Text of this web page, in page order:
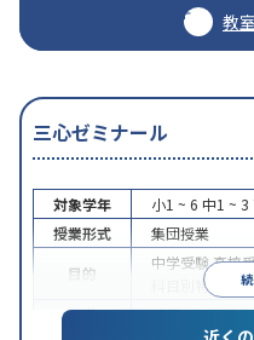
教
三心ゼミナール
対象学年 小1 ~ 6 中1 ~ 3
授業形式
集団授業
目的
中学受験高校
科目別特化対策
特徴
授業の振替可能